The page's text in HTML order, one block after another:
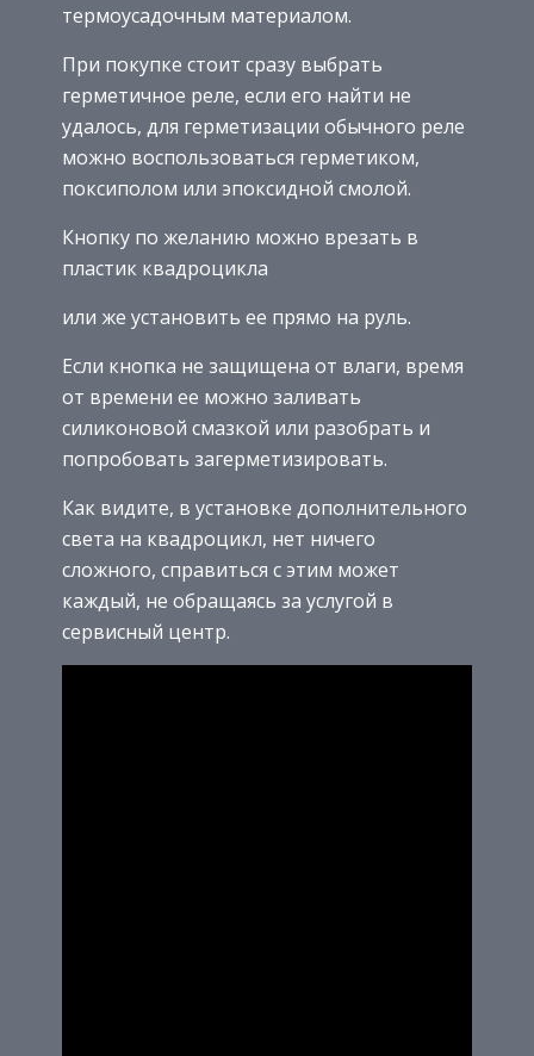
термоусадочным материалом.
При покупке стоит сразу выбрать
герметичное реле, если его найти не
удалось, для герметизации обычного реле
можно воспользоваться герметиком,
поксиполом или эпоксидной смолой.
Кнопку по желанию можно врезать в
пластик квадроцикла
или же установить ее прямо на руль.
Если кнопка не защищена от влаги, время
от времени ее можно заливать
силиконовой смазкой или разобрать и
попробовать загерметизировать.
Как видите, в установке дополнительного
света на квадроцикл, нет ничего
сложного, справиться с этим может
каждый, не обращаясь за услугой в
сервисный центр.